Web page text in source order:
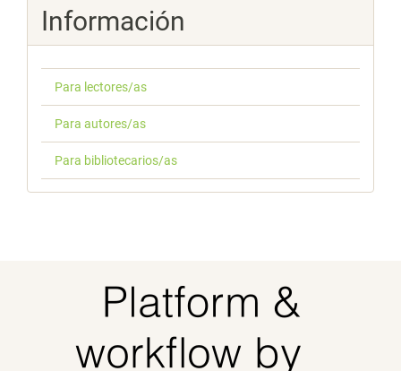
Información
Para lectores/as
Para autores/as
Para bibliotecarios/as